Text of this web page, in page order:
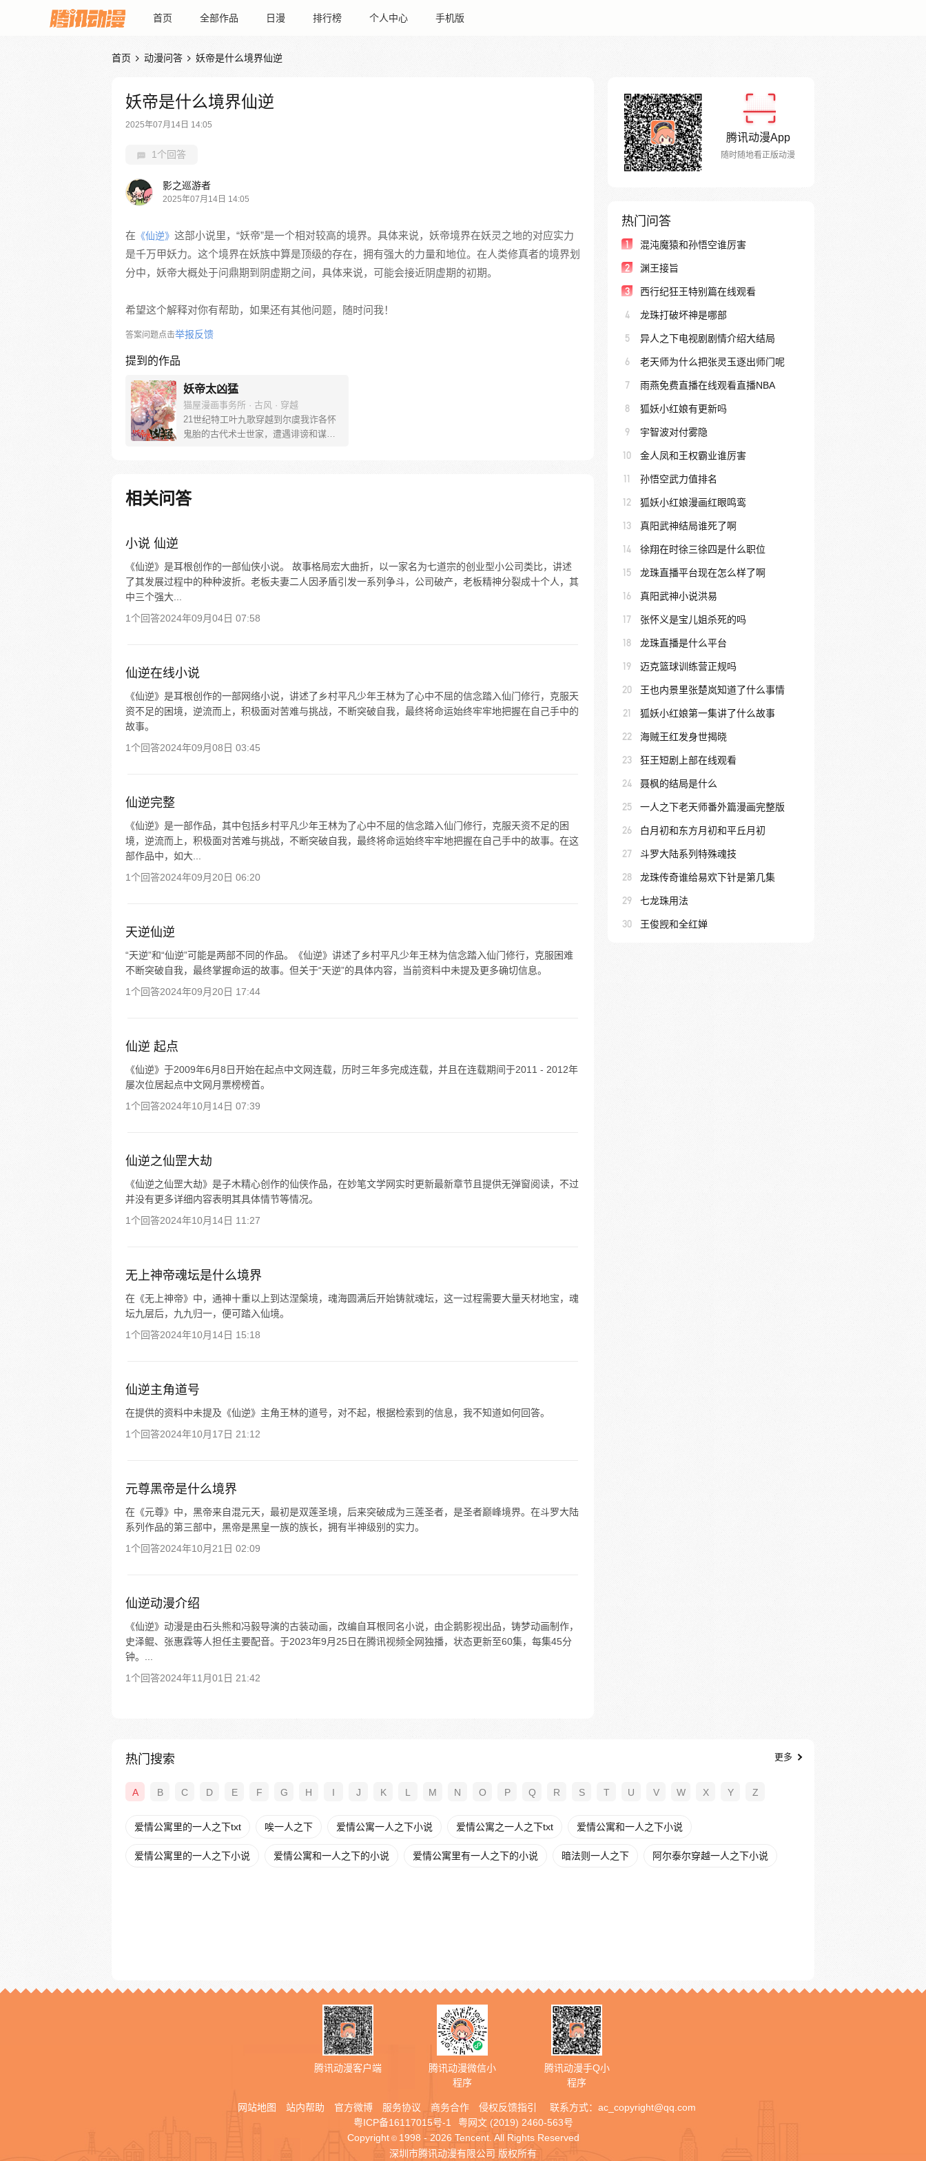
首页 全部作品 日漫 排行榜 个人中心 手机版
首页  动漫问答  妖帝是什么境界仙逆
妖帝是什么境界仙逆
2025年07月14日 14:05
1个回答
影之巡游者
2025年07月14日 14:05
在 《仙逆》 这部小说里，“妖帝”是一个相对较高的境界。具体来说，妖帝境界在妖灵之地的对应实力
是千万甲妖力。这个境界在妖族中算是顶级的存在，拥有强大的力量和地位。在人类修真者的境界划
分中，妖帝大概处于问鼎期到阴虚期之间，具体来说，可能会接近阴虚期的初期。
希望这个解释对你有帮助，如果还有其他问题，随时问我！
答案问题点击举报反馈
提到的作品
妖帝太凶猛
猫屋漫画事务所 · 古风 · 穿越
21世纪特工叶九歌穿越到尔虞我诈各怀
鬼胎的古代术士世家，遭遇诽谤和谋
知外公的失踪另有隐情，追查之下，慢
慢揭开了自己的身世之谜。而蛇妖紫殇
相关问答
小说 仙逆
《仙逆》是耳根创作的一部仙侠小说。 故事格局宏大曲折，以一家名为七道宗的创业型小公司类比，讲述
了其发展过程中的种种波折。老板夫妻二人因矛盾引发一系列争斗，公司破产，老板精神分裂成十个人，其
中三个强大...
1个回答2024年09月04日 07:58
仙逆在线小说
《仙逆》是耳根创作的一部网络小说，讲述了乡村平凡少年王林为了心中不屈的信念踏入仙门修行，克服天
资不足的困境，逆流而上，积极面对苦难与挑战，不断突破自我，最终将命运始终牢牢地把握在自己手中的
故事。
1个回答2024年09月08日 03:45
仙逆完整
《仙逆》是一部作品，其中包括乡村平凡少年王林为了心中不屈的信念踏入仙门修行，克服天资不足的困
境，逆流而上，积极面对苦难与挑战，不断突破自我，最终将命运始终牢牢地把握在自己手中的故事。在这
部作品中，如大...
1个回答2024年09月20日 06:20
天逆仙逆
“天逆”和“仙逆”可能是两部不同的作品。《仙逆》讲述了乡村平凡少年王林为信念踏入仙门修行，克服困难
不断突破自我，最终掌握命运的故事。但关于“天逆”的具体内容，当前资料中未提及更多确切信息。
1个回答2024年09月20日 17:44
仙逆 起点
《仙逆》于2009年6月8日开始在起点中文网连载，历时三年多完成连载，并且在连载期间于2011 - 2012年
屡次位居起点中文网月票榜榜首。
1个回答2024年10月14日 07:39
仙逆之仙罡大劫
《仙逆之仙罡大劫》是子木精心创作的仙侠作品，在妙笔文学网实时更新最新章节且提供无弹窗阅读，不过
并没有更多详细内容表明其具体情节等情况。
1个回答2024年10月14日 11:27
无上神帝魂坛是什么境界
在《无上神帝》中，通神十重以上到达涅槃境，魂海圆满后开始铸就魂坛，这一过程需要大量天材地宝，魂
坛九层后，九九归一，便可踏入仙境。
1个回答2024年10月14日 15:18
仙逆主角道号
在提供的资料中未提及《仙逆》主角王林的道号，对不起，根据检索到的信息，我不知道如何回答。
1个回答2024年10月17日 21:12
元尊黑帝是什么境界
在《元尊》中，黑帝来自混元天，最初是双莲圣境，后来突破成为三莲圣者，是圣者巅峰境界。在斗罗大陆
系列作品的第三部中，黑帝是黑皇一族的族长，拥有半神级别的实力。
1个回答2024年10月21日 02:09
仙逆动漫介绍
《仙逆》动漫是由石头熊和冯毅导演的古装动画，改编自耳根同名小说，由企鹅影视出品，铸梦动画制作，
史泽鲲、张惠霖等人担任主要配音。于2023年9月25日在腾讯视频全网独播，状态更新至60集，每集45分
钟。...
1个回答2024年11月01日 21:42
腾讯动漫App
随时随地看正版动漫
热门问答
1 混沌魔猿和孙悟空谁厉害
2 渊王接旨
3 西行纪狂王特别篇在线观看
4 龙珠打破坏神是哪部
5 异人之下电视剧剧情介绍大结局
6 老天师为什么把张灵玉逐出师门呢
7 雨燕免费直播在线观看直播NBA
8 狐妖小红娘有更新吗
9 宇智波对付雾隐
10 金人凤和王权霸业谁厉害
11 孙悟空武力值排名
12 狐妖小红娘漫画红眼鸣鸾
13 真阳武神结局谁死了啊
14 徐翔在时徐三徐四是什么职位
15 龙珠直播平台现在怎么样了啊
16 真阳武神小说洪易
17 张怀义是宝儿姐杀死的吗
18 龙珠直播是什么平台
19 迈克篮球训练营正规吗
20 王也内景里张楚岚知道了什么事情
21 狐妖小红娘第一集讲了什么故事
22 海贼王红发身世揭晓
23 狂王短剧上部在线观看
24 聂枫的结局是什么
25 一人之下老天师番外篇漫画完整版
26 白月初和东方月初和平丘月初
27 斗罗大陆系列特殊魂技
28 龙珠传奇谁给易欢下针是第几集
29 七龙珠用法
30 王俊觊和全红婵
热门搜索 更多
A B C D E F G H I J K L M N O P Q R S T U V W X Y Z
爱情公寓里的一人之下txt 唉一人之下 爱情公寓一人之下小说 爱情公寓之一人之下txt 爱情公寓和一人之下小说
爱情公寓里的一人之下小说 爱情公寓和一人之下的小说 爱情公寓里有一人之下的小说 暗法则一人之下 阿尔泰尔穿越一人之下小说
腾讯动漫客户端
腾讯动漫微信小
程序
腾讯动漫手Q小
程序
网站地图 站内帮助 官方微博 服务协议 商务合作 侵权反馈指引 联系方式： ac_copyright@qq.com
粤ICP备16117015号-1
粤网文 (2019) 2460-563号
Copyright © 1998 - 2026 Tencent. All Rights Reserved
深圳市腾讯动漫有限公司 版权所有